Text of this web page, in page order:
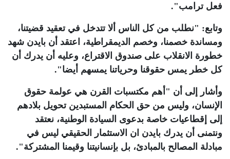
فعل ترامب".
وتابع: "نطلب من كل الناس ألا تتدخل في تعقيد قضيتنا،
ومساندة خصمنا، وخصم الديمقراطية، اعتقد أن بايدن شهد
خطورة الانقلاب على صندوق الاقتراع، وعليه أن يدرك أن
كل خطر يمس حقوقنا وحرياتنا يمسهم أيضا".
وأشار إلى أن "أهم مكتسبات القرن هي عولمة حقوق
الإنسان، وليس من حق الحكام المستبدين تحويل بلادهم
إلى إقطاعيات خاصة بدعوى السيادة الوطنية، نعتقد
ونتمنى أن يدرك بايدن ان الاستثمار الحقيقي ليس في
مبادلة المصالح بالمبادئ، بل بإنسانيتنا وقيمنا المشتركة".